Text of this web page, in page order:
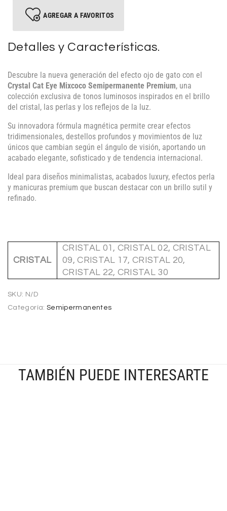
AGREGAR A FAVORITOS
Detalles y Características.
Descubre la nueva generación del efecto ojo de gato con el
Crystal Cat Eye Mixcoco Semipermanente Premium, una
colección exclusiva de tonos luminosos inspirados en el brillo
del cristal, las perlas y los reflejos de la luz.
Su innovadora fórmula magnética permite crear efectos
tridimensionales, destellos profundos y movimientos de luz
únicos que cambian según el ángulo de visión, aportando un
acabado elegante, sofisticado y de tendencia internacional.
Ideal para diseños minimalistas, acabados luxury, efectos perla
y manicuras premium que buscan destacar con un brillo sutil y
refinado.
CRISTAL
CRISTAL 01, CRISTAL 02, CRISTAL
09, CRISTAL 17, CRISTAL 20,
CRISTAL 22, CRISTAL 30
SKU: N/D
Categoría: Semipermanentes
TAMBIÉN PUEDE INTERESARTE